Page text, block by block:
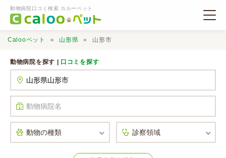
動物病院口コミ検索 カルーペット
口コミ検索
Calooペット 山形県 山形市
動物病院を探す | 口コミを探す